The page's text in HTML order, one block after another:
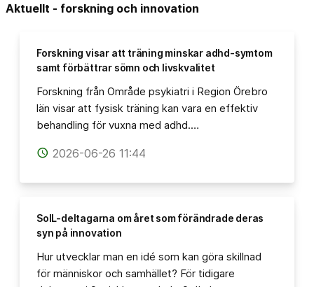
Aktuellt - forskning och innovation
Forskning visar att träning minskar adhd-symtom
samt förbättrar sömn och livskvalitet
Forskning från Område psykiatri i Region Örebro
län visar att fysisk träning kan vara en effektiv
behandling för vuxna med adhd.…
access_time 2026-06-26 11:44
SoIL-deltagarna om året som förändrade deras
syn på innovation
Hur utvecklar man en idé som kan göra skillnad
för människor och samhället? För tidigare